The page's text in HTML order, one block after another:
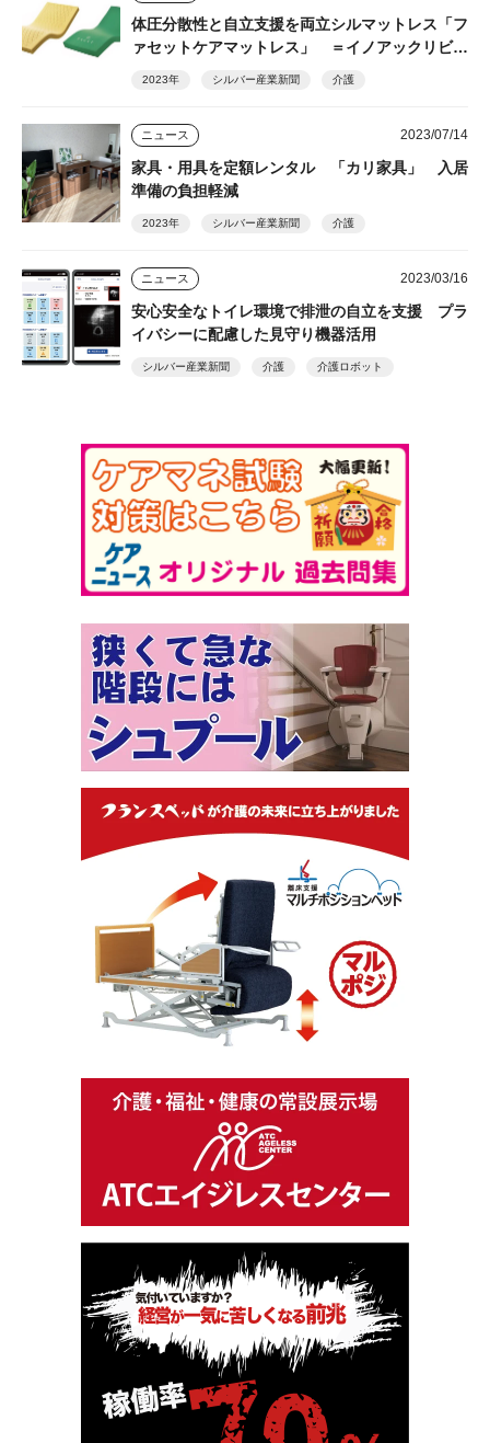
体圧分散性と自立支援を両立シルマットレス「フ
ァセットケアマットレス」 ＝イノアックリビン
2023年 シルバー産業新聞 介護
ニュース 2023/07/14
家具・用具を定額レンタル 「カリ家具」 入居
準備の負担軽減
2023年 シルバー産業新聞 介護
ニュース 2023/03/16
安心安全なトイレ環境で排泄の自立を支援 プラ
イバシーに配慮した見守り機器活用
シルバー産業新聞 介護 介護ロボット